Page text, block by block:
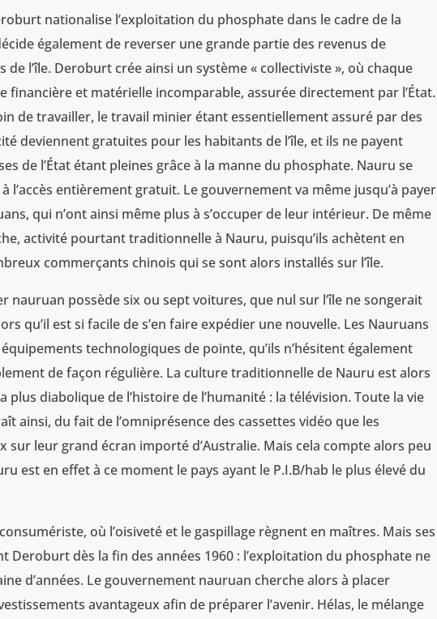
nationalise l’exploitation du phosphate dans le cadre de la
également de reverser une grande partie des revenus de
l’île. Deroburt crée ainsi un système « collectiviste », où chaque
financière et matérielle incomparable, assurée directement par l’État.
de travailler, le travail minier étant essentiellement assuré par des
deviennent gratuites pour les habitants de l’île, et ils ne payent
de l’État étant pleines grâce à la manne du phosphate. Nauru se
l’accès entièrement gratuit. Le gouvernement va même jusqu’à payer
qui n’ont ainsi même plus à s’occuper de leur intérieur. De même
activité pourtant traditionnelle à Nauru, puisqu’ils achètent en
commerçants chinois qui se sont alors installés sur l’île.
nauruan possède six ou sept voitures, que nul sur l’île ne songerait
qu’il est si facile de s’en faire expédier une nouvelle. Les Nauruans
technologiques de pointe, qu’ils n’hésitent également
de façon régulière. La culture traditionnelle de Nauru est alors
plus diabolique de l’histoire de l’humanité : la télévision. Toute la vie
ainsi, du fait de l’omniprésence des cassettes vidéo que les
sur leur grand écran importé d’Australie. Mais cela compte alors peu
est en effet à ce moment le pays ayant le P.I.B/hab le plus élevé du
où l’oisiveté et le gaspillage règnent en maîtres. Mais ses
Deroburt dès la fin des années 1960 : l’exploitation du phosphate ne
d’années. Le gouvernement nauruan cherche alors à placer
avantageux afin de préparer l’avenir. Hélas, le mélange